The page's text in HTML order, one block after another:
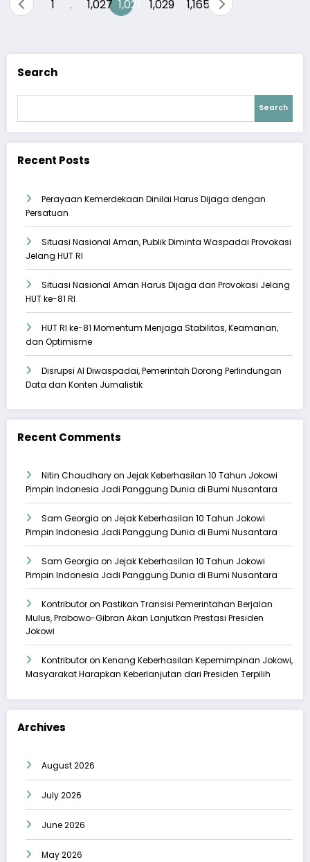
1 … 1,027 1,028 1,029
… 1,165
Search
Search
Recent Posts
Perayaan Kemerdekaan Dinilai Harus Dijaga dengan
Persatuan
Situasi Nasional Aman, Publik Diminta Waspadai Provokasi
Jelang HUT RI
Situasi Nasional Aman Harus Dijaga dari Provokasi Jelang
HUT ke-81 RI
HUT RI ke-81 Momentum Menjaga Stabilitas, Keamanan,
dan Optimisme
Disrupsi AI Diwaspadai, Pemerintah Dorong Perlindungan
Data dan Konten Jurnalistik
Recent Comments
Nitin Chaudharyon Jejak Keberhasilan 10 Tahun Jokowi
Pimpin Indonesia Jadi Panggung Dunia di Bumi Nusantara
Sam Georgia on Jejak Keberhasilan 10 Tahun Jokowi
Pimpin Indonesia Jadi Panggung Dunia di Bumi Nusantara
Sam Georgia on Jejak Keberhasilan 10 Tahun Jokowi
Pimpin Indonesia Jadi Panggung Dunia di Bumi Nusantara
Kontributoron Pastikan Transisi Pemerintahan Berjalan
Mulus, Prabowo-Gibran Akan Lanjutkan Prestasi Presiden
Jokowi
Kontributoron Kenang Keberhasilan Kepemimpinan Jokowi,
Masyarakat Harapkan Keberlanjutan dari Presiden Terpilih
Archives
August 2026
July 2026
June 2026
May 2026